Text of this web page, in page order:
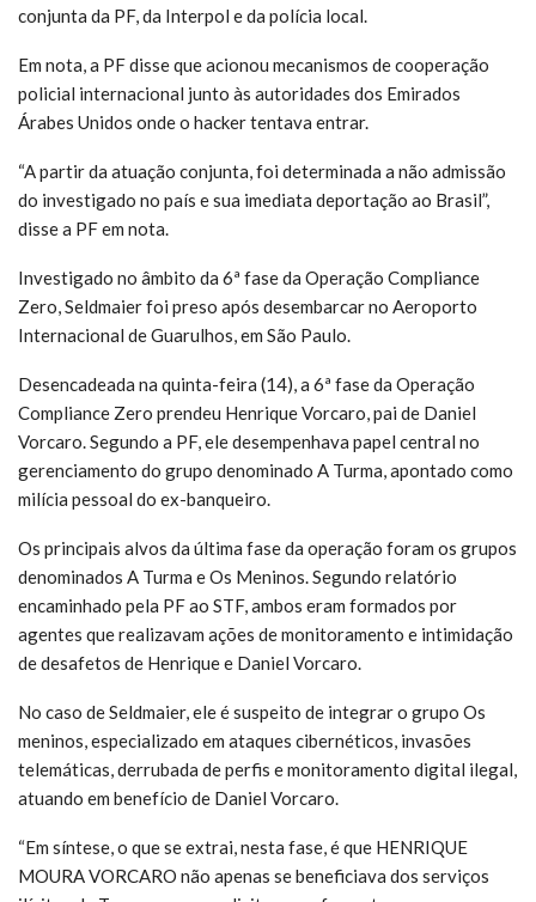
conjunta da PF, da Interpol e da polícia local.
Em nota, a PF disse que acionou mecanismos de cooperação
policial internacional junto às autoridades dos Emirados
Árabes Unidos onde o hacker tentava entrar.
“A partir da atuação conjunta, foi determinada a não admissão
do investigado no país e sua imediata deportação ao Brasil”,
disse a PF em nota.
Investigado no âmbito da 6ª fase da Operação Compliance
Zero, Seldmaier foi preso após desembarcar no Aeroporto
Internacional de Guarulhos, em São Paulo.
Desencadeada na quinta-feira (14), a 6ª fase da Operação
Compliance Zero prendeu Henrique Vorcaro, pai de Daniel
Vorcaro. Segundo a PF, ele desempenhava papel central no
gerenciamento do grupo denominado A Turma, apontado como
milícia pessoal do ex-banqueiro.
Os principais alvos da última fase da operação foram os grupos
denominados A Turma e Os Meninos. Segundo relatório
encaminhado pela PF ao STF, ambos eram formados por
agentes que realizavam ações de monitoramento e intimidação
de desafetos de Henrique e Daniel Vorcaro.
No caso de Seldmaier, ele é suspeito de integrar o grupo Os
meninos, especializado em ataques cibernéticos, invasões
telemáticas, derrubada de perfis e monitoramento digital ilegal,
atuando em benefício de Daniel Vorcaro.
“Em síntese, o que se extrai, nesta fase, é que HENRIQUE
MOURA VORCARO não apenas se beneficiava dos serviços